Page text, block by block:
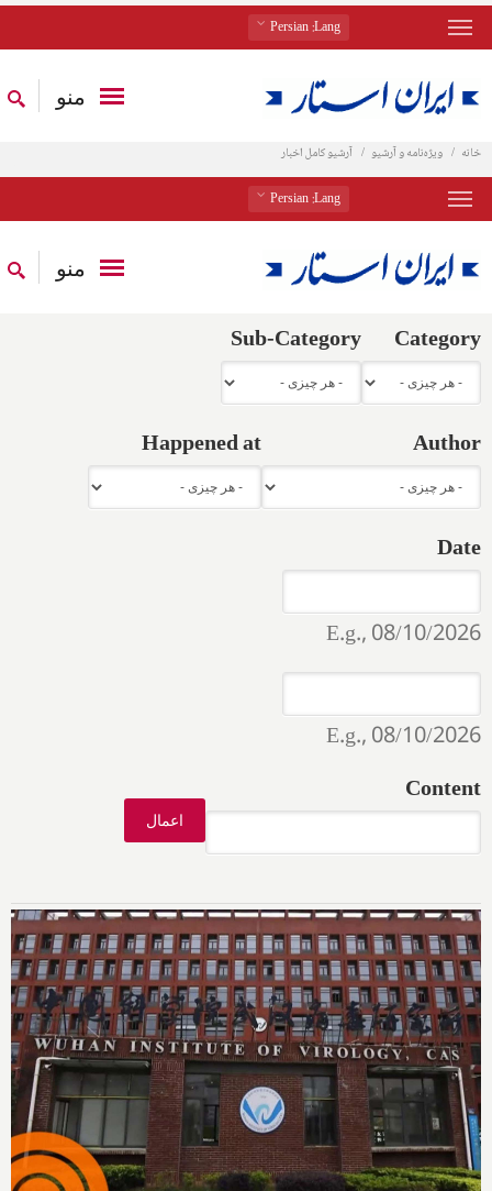
Lang
: Persian
منو
خانه ویژه‌نامه و آرشیو آرشیو کامل اخبار
Lang
: Persian
منو
Category
Sub-Category
Author
Happened at
Date
E.g., 08/10/2026
E.g., 08/10/2026
Content